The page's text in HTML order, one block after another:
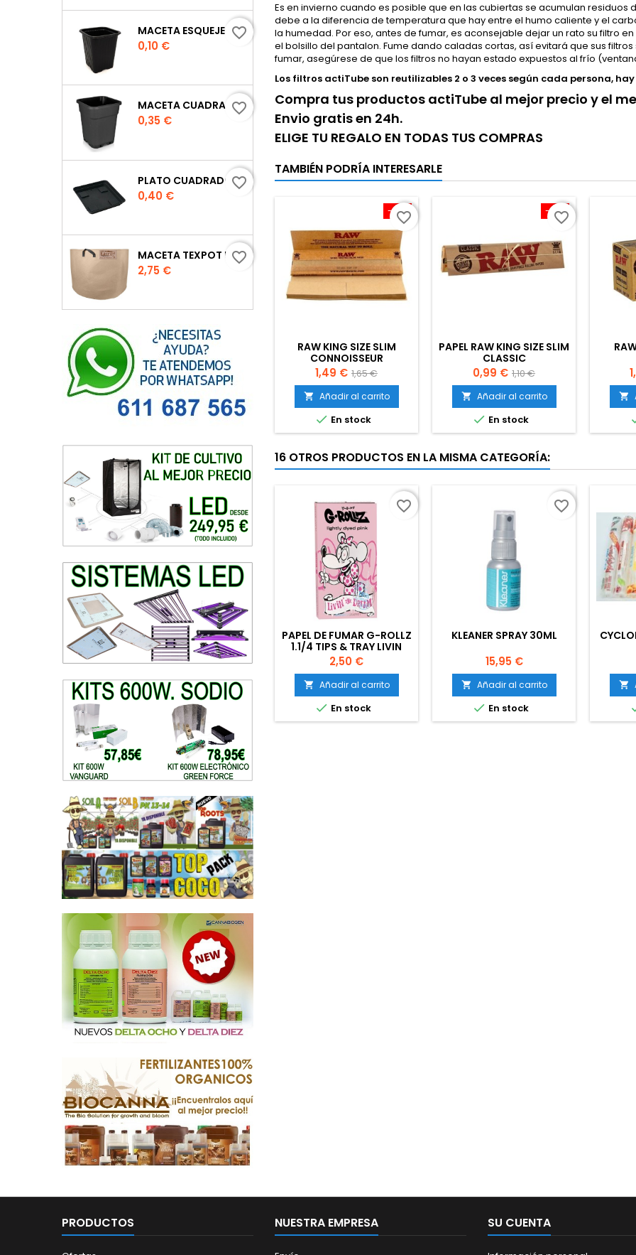
MACETA ESQUEJE 7X7X8 CM.
Precio
0,10 €
favorite_border
MACETA CUADRADA NEGRA
Precio
0,35 €
favorite_border
PLATO CUADRADO PARA MACETA
Precio
0,40 €
favorite_border
MACETA TEXPOT URBAN COLOR ARENA
Precio
2,75 €
favorite_border
Es en invierno cuando es posible que en las cubiertas se acumulan residuos
debe a la diferencia de temperatura que hay entre el humo caliente y el
la humedad. Por eso, antes de fumar, es aconsejable dejar un rato su filtro
el bolsillo del pantalon. Fume dando caladas cortas, así evitará que sus
fumar, asegúrese de que los filtros no hayan estado expuestos al frío
Los filtros actiTube son reutilizables 2 o 3 veces según cada persona,
Compra tus productos actiTube al mejor precio y el
Envio gratis en 24h.
ELIGE TU REGALO EN TODAS TUS COMPRAS
TAMBIÉN PODRÍA INTERESARLE
-10%
RAW KING SIZE SLIM
CONNOISSEUR
Precio
1,49 € Precio
base
1,65 €
 Añadir al carrito
 En stock
favorite_border -10%
PAPEL RAW KING SIZE SLIM
CLASSIC
Precio
0,99 € Precio
base
1,10 €
 Añadir al carrito
 En stock
favorite_border

16 OTROS PRODUCTOS EN LA MISMA CATEGORÍA:
PAPEL DE FUMAR G-ROLLZ
1.1/4 TIPS & TRAY LIVIN
THE DREAM PINK
Precio
2,50 €
 Añadir al carrito
 En stock
favorite_border
KLEANER SPRAY 30ML
Precio
15,95 €
 Añadir al carrito
 En stock
favorite_border

PRODUCTOS NUESTRA EMPRESA SU CUENTA